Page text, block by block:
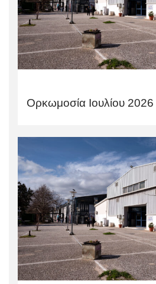
Ορκωμοσία Ιουλίου 2026